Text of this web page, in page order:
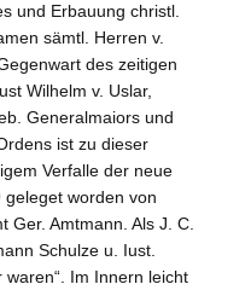
und Erbauung christl.
sämtl. Herren v.
des zeitigen
Wilhelm v. Uslar,
Generalmaiors und
ist zu dieser
Verfalle der neue
worden von
Ger. Amtmann. Als J. C.
Schulze u. Iust.
waren“. Im Innern leicht